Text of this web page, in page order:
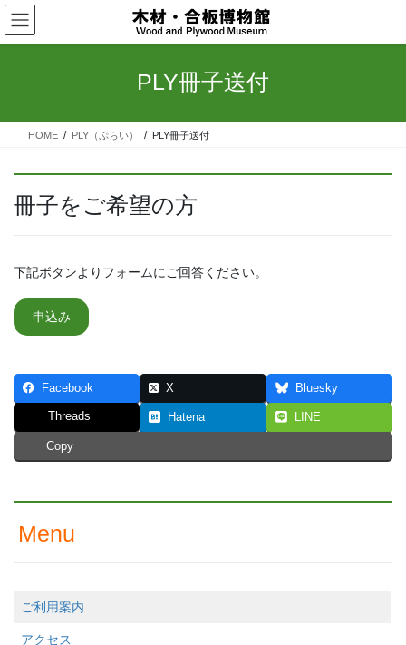
コ
ン
テ
ス
ナ
ビ
ゲ
ン
PLY冊子送付
HOME PLY（ぷらい） PLY冊子送付
冊子をご希望の方
下記ボタンよりフォームにご回答ください。
申込み
Facebook X Bluesky
Threads Hatena LINE
Copy
Menu
ご利用案内
アクセス